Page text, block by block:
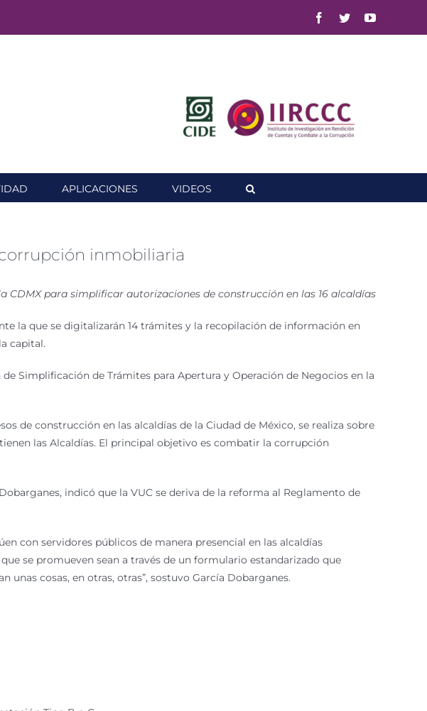
Facebook
TwitterYouTube
APLICACIONES VIDEOS
inmobiliaria
para simplificar autorizaciones de construcción en las 16 alcaldías
la que se digitalizarán 14 trámites y la recopilación de información en
capital.
Simplificación de Trámites para Apertura y Operación de Negocios en la
de construcción en las alcaldías de la Ciudad de México, se realiza sobre
las Alcaldías. El principal objetivo es combatir la corrupción
indicó que la VUC se deriva de la reforma al Reglamento de
con servidores públicos de manera presencial en las alcaldías
se promueven sean a través de un formulario estandarizado que
cosas, en otras, otras”, sostuvo García Dobarganes.